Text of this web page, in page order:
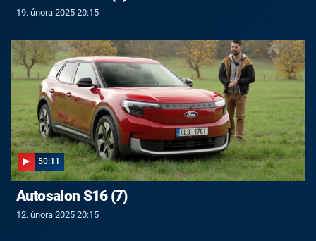
19. února 2025 20:15
50:11
Autosalon S16 (7)
12. února 2025 20:15